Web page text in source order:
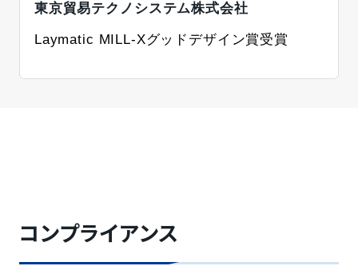
東京貿易テクノシステム株式会社
Laymatic MILL-Xグッドデザイン賞受賞
コンプライアンス